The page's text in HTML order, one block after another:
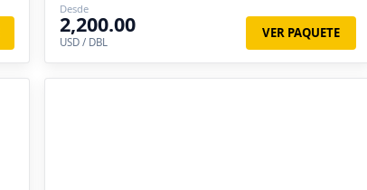
Desde
2,200.00
USD / DBL
VER PAQUETE